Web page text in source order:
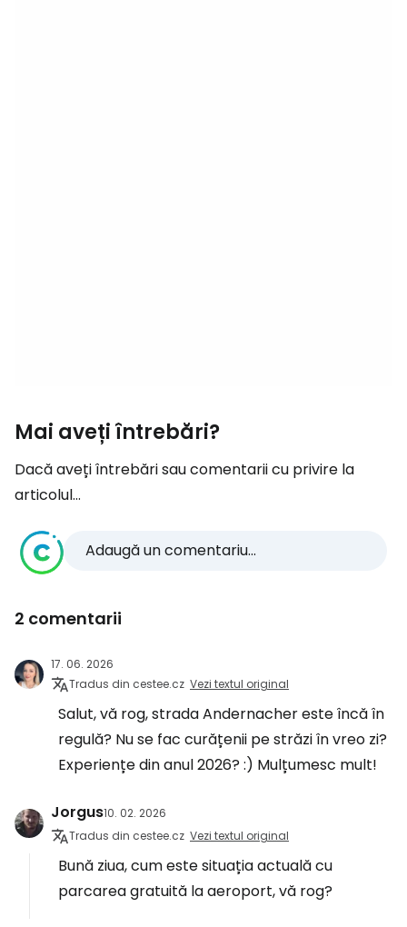
Mai aveți întrebări?
Dacă aveți întrebări sau comentarii cu privire la
articolul...
Adaugă un comentariu...
2 comentarii
17. 06. 2026
Tradus din cestee.cz Vezi textul original
Salut, vă rog, strada Andernacher este încă în
regulă? Nu se fac curățenii pe străzi în vreo zi?
Experiențe din anul 2026? :) Mulțumesc mult!
Jorgus10. 02. 2026
Tradus din cestee.cz Vezi textul original
Bună ziua, cum este situația actuală cu
parcarea gratuită la aeroport, vă rog?